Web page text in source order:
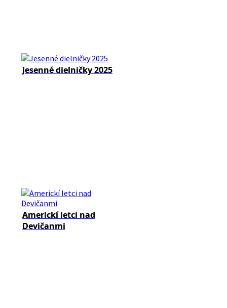
Jesenné dielničky 2025
Americkí letci nad
Devičanmi